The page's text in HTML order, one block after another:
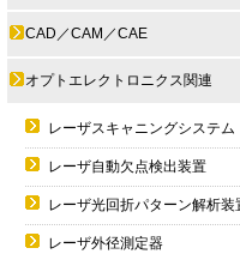
CAD／CAM／CAE
オプトエレクトロニクス関連
レーザスキャニングシステム
レーザ自動欠点検出装置
レーザ光回折パターン解析装
レーザ外径測定器